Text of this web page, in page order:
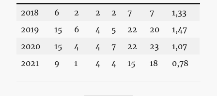
2018
6 2 2 2 7 7
1,33
2019
15 6 4 5 22 20
1,47
2020
15 4 4 7 22 23
1,07
2021
9 1 4 4 15 18 0,78